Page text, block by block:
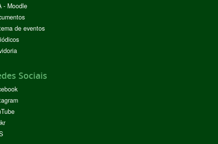
- Moodle
de eventos
Sociais